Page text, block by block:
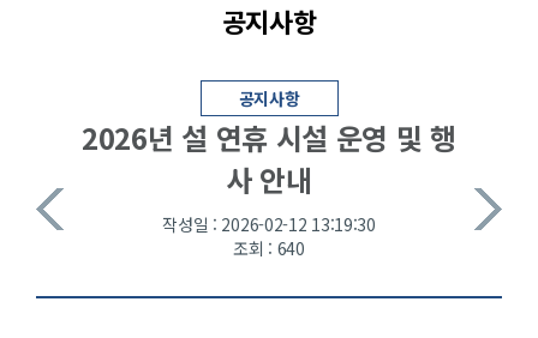
공지사항
공지사항
2026년 설 연휴 시설 운영 및 행
사 안내
작성일 : 2026-02-12 13:19:30
조회 : 640